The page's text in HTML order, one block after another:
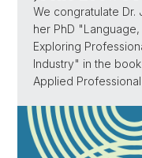
We congratulate
her PhD
Exploring
Industry" in the
Applied